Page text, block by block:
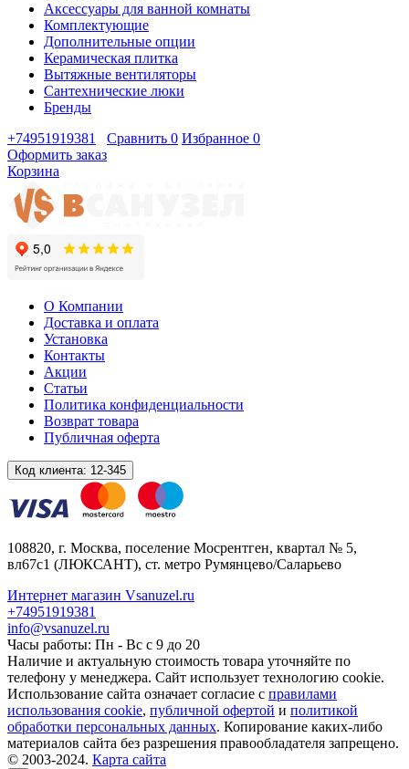
Аксессуары для ванной комнаты
Комплектующие
Дополнительные опции
Керамическая плитка
Вытяжные вентиляторы
Сантехнические люки
Бренды
+74951919381
Сравнить 0 Избранное 0
Оформить заказ
Корзина
О Компании
Доставка и оплата
Установка
Контакты
Акции
Статьи
Политика конфиденциальности
Возврат товара
Публичная оферта
Код клиента: 12-345
108820, г. Москва, поселение Мосрентген, квартал № 5,
вл67с1 (ЛЮКСАНТ), ст. метро Румянцево/Саларьево
Интернет магазин Vsanuzel.ru
+74951919381
info@vsanuzel.ru
Часы работы: Пн - Вс с 9 до 20
Наличие и актуальную стоимость товара уточняйте по
телефону у менеджера. Сайт использует технологию cookie.
Использование сайта означает согласие с правилами
использования cookie, публичной офертой и политикой
обработки персональных данных. Копирование каких-либо
материалов сайта без разрешения правообладателя запрещено.
© 2003-2024. Карта сайта